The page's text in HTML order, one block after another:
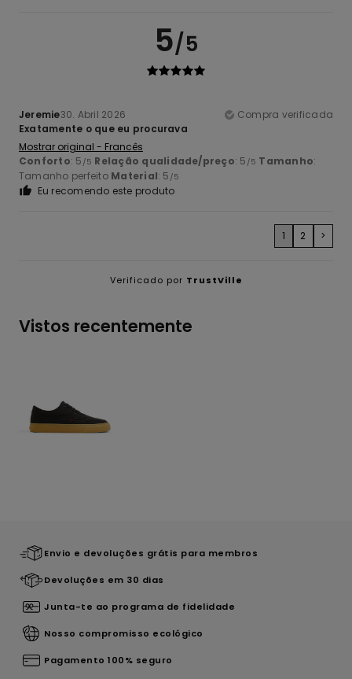
5/5
Jeremie30. Abril 2026
Compra verificada
Exatamente o que eu procurava
Mostrar original - Francês
Conforto: 5 /5 Relação qualidade/preço: 5 /5 Tamanho:
Tamanho perfeito Material: 5 /5
Eu recomendo este produto
1 2 >
Verificado por TrustVille
Vistos recentemente
Envio e devoluções grátis para membros
Devoluções em 30 dias
Junta-te ao programa de fidelidade
Nosso compromisso ecológico
Pagamento 100% seguro